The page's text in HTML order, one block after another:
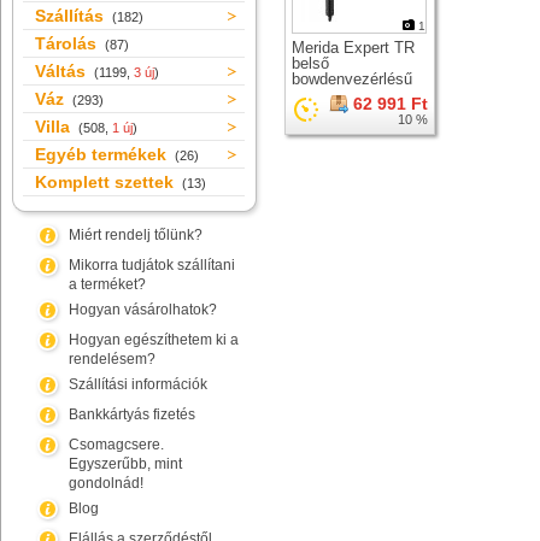
Szállítás (182)
Tárolás (87)
Váltás (1199, 3 új)
Váz (293)
Villa (508, 1 új)
Egyéb termékek (26)
Komplett szettek (13)
Miért rendelj tőlünk?
Mikorra tudjátok szállítani
a terméket?
Hogyan vásárolhatok?
Hogyan egészíthetem ki a
rendelésem?
Szállítási információk
Bankkártyás fizetés
Csomagcsere.
Egyszerűbb, mint
gondolnád!
Blog
1
Merida Expert TR
belső
bowdenvezérlésű
dropper nyeregcső
62 991 Ft
10 %